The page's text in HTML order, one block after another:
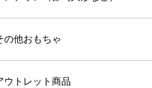
の他おもちゃ
ウトレット商品